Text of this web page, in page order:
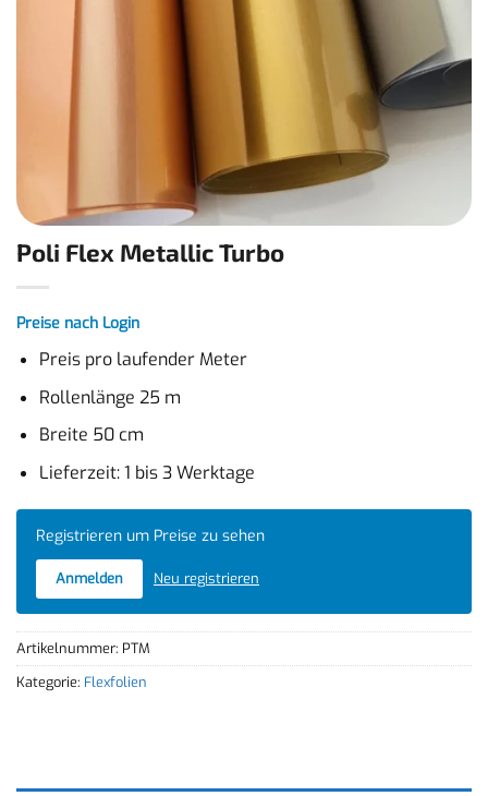
Poli Flex Metallic Turbo
Preise nach Login
Preis pro laufender Meter
Rollenlänge 25 m
Breite 50 cm
Lieferzeit: 1 bis 3 Werktage
Registrieren um Preise zu sehen
Anmelden Neu registrieren
Artikelnummer: PTM
Kategorie: Flexfolien